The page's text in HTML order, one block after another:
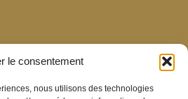
le consentement
nous utilisons des technologies